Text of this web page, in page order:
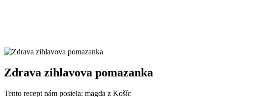
Zdrava zihlavova pomazanka
Tento recept nám posiela: magda z Košíc